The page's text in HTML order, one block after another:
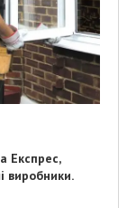
Експрес,
виробники.